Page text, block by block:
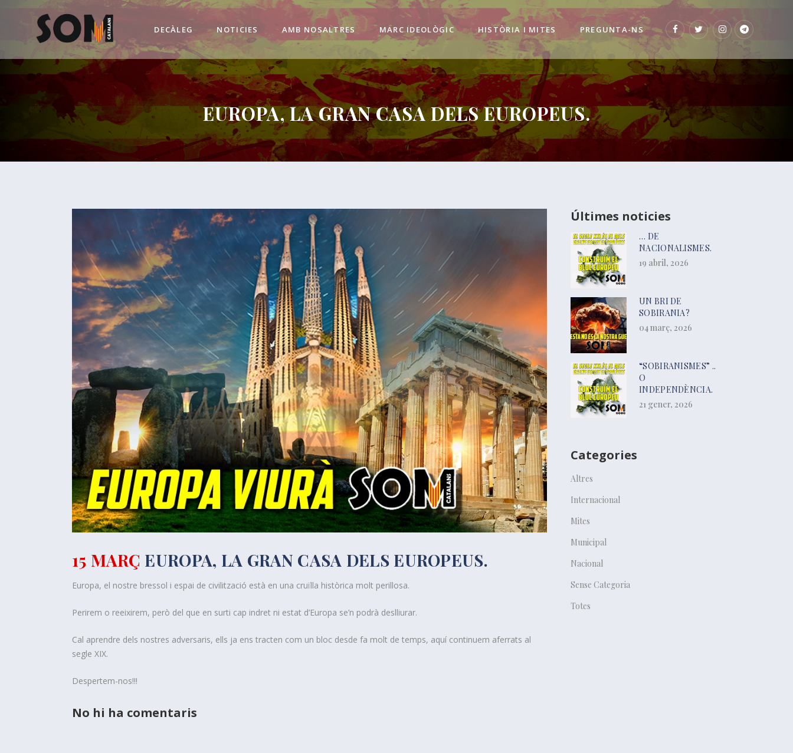
DECÀLEG NOTICIES AMB NOSALTRES MARC IDEOLÒGIC HISTÒRIA I MITES PREGUNTA-NS
EUROPA, LA GRAN CASA DELS EUROPEUS.
15 MARÇ EUROPA, LA GRAN CASA DELS EUROPEUS.
Europa, el nostre bressol i espai de civilització està en una cruïlla històrica molt perillosa.
Perirem o reeixirem, però del que en surti cap indret ni estat d’Europa se’n podrà deslliurar.
Cal aprendre dels nostres adversaris, ells ja ens tracten com un bloc desde fa molt de temps, aquí continuem aferrats al
segle XIX.
Despertem-nos!!!
No hi ha comentaris
Últimes noticies
… DE
NACIONALISMES.
19 abril, 2026
UN BRI DE
SOBIRANIA?
04 març, 2026
“SOBIRANISMES” ..
O
INDEPENDÈNCIA.
21 gener, 2026
Categories
Altres
Internacional
Mites
Municipal
Nacional
Sense Categoria
Totes